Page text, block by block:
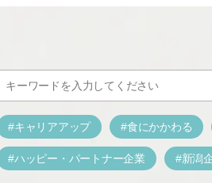
キャリアアップ 食にかかわる
ハッピー・パートナー企業 新潟